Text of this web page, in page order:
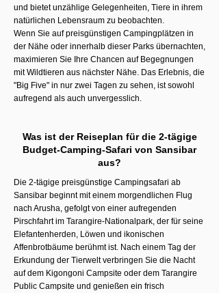
und bietet unzählige Gelegenheiten, Tiere in ihrem
natürlichen Lebensraum zu beobachten.
Wenn Sie auf preisgünstigen Campingplätzen in
der Nähe oder innerhalb dieser Parks übernachten,
maximieren Sie Ihre Chancen auf Begegnungen
mit Wildtieren aus nächster Nähe. Das Erlebnis, die
"Big Five" in nur zwei Tagen zu sehen, ist sowohl
aufregend als auch unvergesslich.
Was ist der Reiseplan für die 2-tägige
Budget-Camping-Safari von Sansibar
aus?
Die 2-tägige preisgünstige Campingsafari ab
Sansibar beginnt mit einem morgendlichen Flug
nach Arusha, gefolgt von einer aufregenden
Pirschfahrt im Tarangire-Nationalpark, der für seine
Elefantenherden, Löwen und ikonischen
Affenbrotbäume berühmt ist. Nach einem Tag der
Erkundung der Tierwelt verbringen Sie die Nacht
auf dem Kigongoni Campsite oder dem Tarangire
Public Campsite und genießen ein frisch